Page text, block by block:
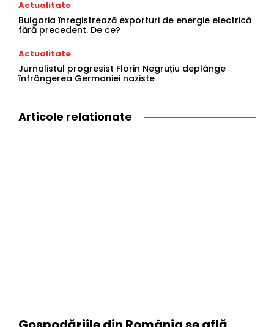
Actualitate
Bulgaria înregistrează exporturi de energie electrică
fără precedent. De ce?
Actualitate
Jurnalistul progresist Florin Negruțiu deplânge
înfrângerea Germaniei naziste
Articole relationate